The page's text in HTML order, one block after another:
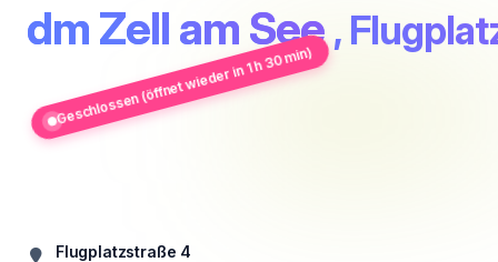
dm Zell am See ,
Geschlossen (öffnet wieder in 1 h 30 min)
Flugplatzstraße 4